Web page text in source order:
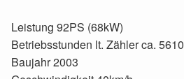
Leistung 92PS (68kW)
Betriebsstunden lt. Zähler ca. 5610
Baujahr 2003